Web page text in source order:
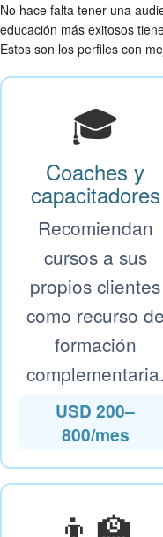
No hace falta tener una
educación más exitosos
Estos son los perfiles con
🎓
Coaches y
capacitadores
Recomiendan
cursos a sus
propios clientes
como recurso de
formación
complementaria.
USD 200–
800/mes